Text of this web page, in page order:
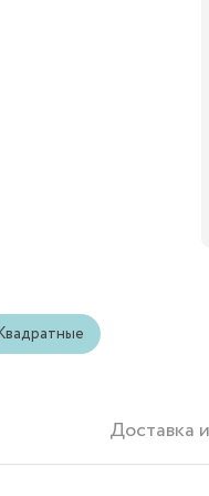
Доставка